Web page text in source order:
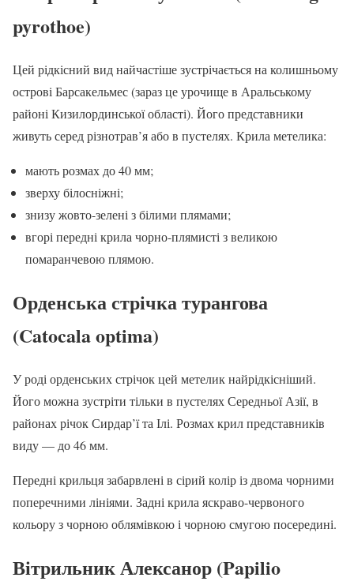
pyrothoe)
Цей рідкісний вид найчастіше зустрічається на колишньому
острові Барсакельмес (зараз це урочище в Аральському
районі Кизилординської області). Його представники
живуть серед різнотрав’я або в пустелях. Крила метелика:
мають розмах до 40 мм;
зверху білосніжні;
знизу жовто-зелені з білими плямами;
вгорі передні крила чорно-плямисті з великою
помаранчевою плямою.
Орденська стрічка турангова
(Catocala optima)
У роді орденських стрічок цей метелик найрідкісніший.
Його можна зустріти тільки в пустелях Середньої Азії, в
районах річок Сирдар’ї та Ілі. Розмах крил представників
виду — до 46 мм.
Передні крильця забарвлені в сірий колір із двома чорними
поперечними лініями. Задні крила яскраво-червоного
кольору з чорною облямівкою і чорною смугою посередині.
Вітрильник Алексанор (Papilio